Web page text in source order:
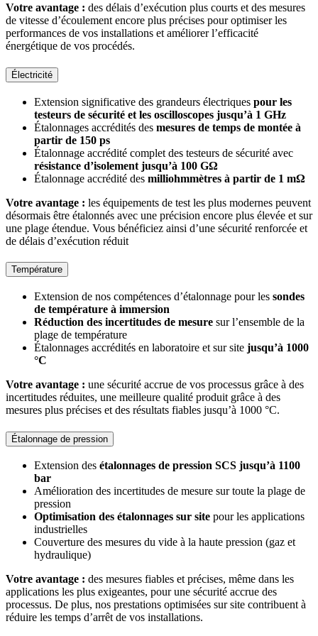
Votre avantage : des délais d’exécution plus courts et des mesures
de vitesse d’écoulement encore plus précises pour optimiser les
performances de vos installations et améliorer l’efficacité
énergétique de vos procédés.
Électricité
Extension significative des grandeurs électriques pour les
testeurs de sécurité et les oscilloscopes jusqu’à 1 GHz
Étalonnages accrédités des mesures de temps de montée à
partir de 150 ps
Étalonnage accrédité complet des testeurs de sécurité avec
résistance d’isolement jusqu’à 100 GΩ
Étalonnage accrédité des milliohmmètres à partir de 1 mΩ
Votre avantage : les équipements de test les plus modernes peuvent
désormais être étalonnés avec une précision encore plus élevée et sur
une plage étendue. Vous bénéficiez ainsi d’une sécurité renforcée et
de délais d’exécution réduit
Température
Extension de nos compétences d’étalonnage pour les sondes
de température à immersion
Réduction des incertitudes de mesure sur l’ensemble de la
plage de température
Étalonnages accrédités en laboratoire et sur site jusqu’à 1000
°C
Votre avantage : une sécurité accrue de vos processus grâce à des
incertitudes réduites, une meilleure qualité produit grâce à des
mesures plus précises et des résultats fiables jusqu’à 1000 °C.
Étalonnage de pression
Extension des étalonnages de pression SCS jusqu’à 1100
bar
Amélioration des incertitudes de mesure sur toute la plage de
pression
Optimisation des étalonnages sur site pour les applications
industrielles
Couverture des mesures du vide à la haute pression (gaz et
hydraulique)
Votre avantage : des mesures fiables et précises, même dans les
applications les plus exigeantes, pour une sécurité accrue des
processus. De plus, nos prestations optimisées sur site contribuent à
réduire les temps d’arrêt de vos installations.